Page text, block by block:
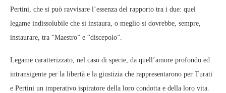
Pertini, che si può ravvisare l’essenza del rapporto tra i due: quel
legame indissolubile che si instaura, o meglio si dovrebbe, sempre,
instaurare, tra “Maestro” e “discepolo”.
Legame caratterizzato, nel caso di specie, da quell’amore profondo ed
intransigente per la libertà e la giustizia che rappresentarono per Turati
e Pertini un imperativo ispiratore della loro condotta e della loro vita.